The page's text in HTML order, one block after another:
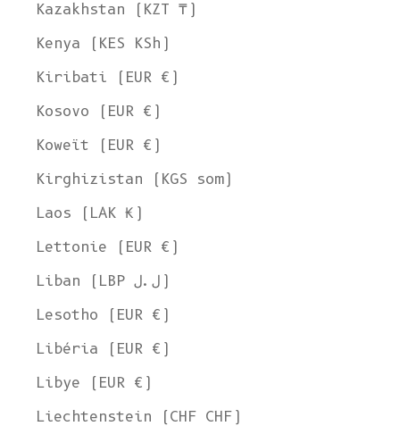
Kazakhstan (KZT ₸)
Kenya (KES KSh)
Kiribati (EUR €)
Kosovo (EUR €)
Koweït (EUR €)
Kirghizistan (KGS som)
Laos (LAK ₭)
Lettonie (EUR €)
Liban (LBP ل.ل)
Lesotho (EUR €)
Libéria (EUR €)
Libye (EUR €)
Liechtenstein (CHF CHF)